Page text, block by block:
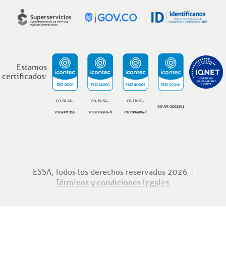
Estamos
certificados:
CO-TR-SG-
2024001055
CO-TR-SG-
2022004904-B
CO-TR-SG-
2022004904-F
CO-AM-2002291
ESSA, Todos los derechos reservados 2026
Términos y condiciones legales.